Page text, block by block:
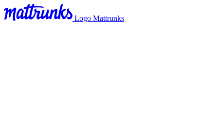
Logo Mattrunks